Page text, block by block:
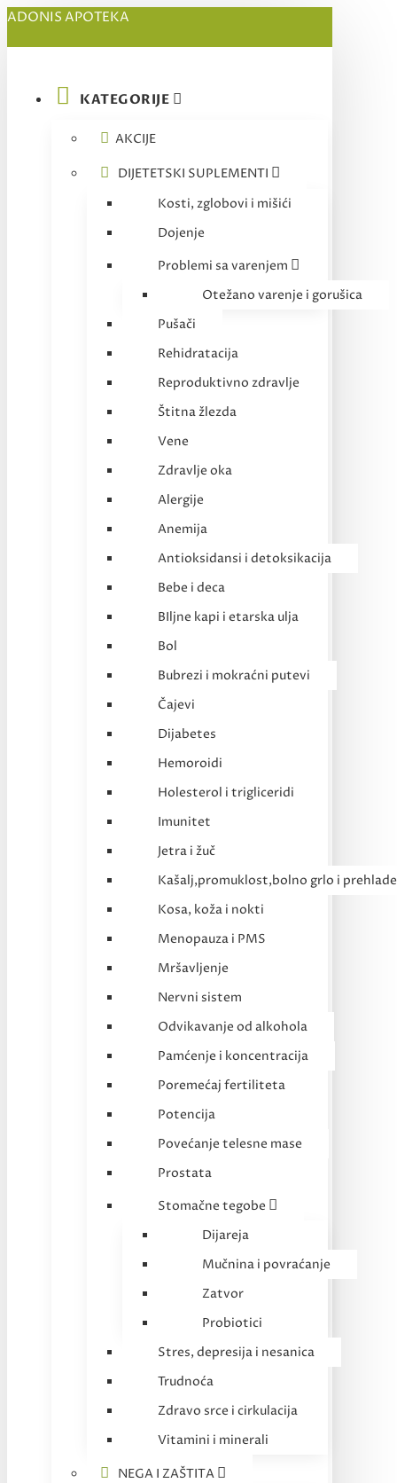
ADONIS APOTEKA
KATEGORIJE
AKCIJE
DIJETETSKI SUPLEMENTI
Kosti, zglobovi i mišići
Dojenje
Problemi sa varenjem
Otežano varenje i gorušica
Pušači
Rehidratacija
Reproduktivno zdravlje
Štitna žlezda
Vene
Zdravlje oka
Alergije
Anemija
Antioksidansi i detoksikacija
Bebe i deca
BIljne kapi i etarska ulja
Bol
Bubrezi i mokraćni putevi
Čajevi
Dijabetes
Hemoroidi
Holesterol i trigliceridi
Imunitet
Jetra i žuč
Kašalj,promuklost,bolno grlo i prehlade
Kosa, koža i nokti
Menopauza i PMS
Mršavljenje
Nervni sistem
Odvikavanje od alkohola
Pamćenje i koncentracija
Poremećaj fertiliteta
Potencija
Povećanje telesne mase
Prostata
Stomačne tegobe
Dijareja
Mučnina i povraćanje
Zatvor
Probiotici
Stres, depresija i nesanica
Trudnoća
Zdravo srce i cirkulacija
Vitamini i minerali
NEGA I ZAŠTITA